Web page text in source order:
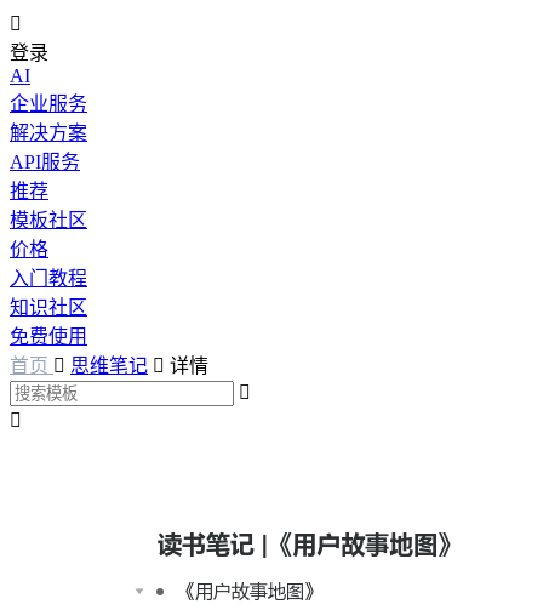

登录
AI
企业服务
解决方案
API服务
推荐
模板社区
价格
入门教程
知识社区
免费使用
首页  思维笔记  详情

